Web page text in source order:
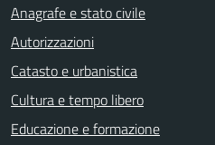
Anagrafe e stato civile
Autorizzazioni
Catasto e urbanistica
Cultura e tempo libero
Educazione e formazione